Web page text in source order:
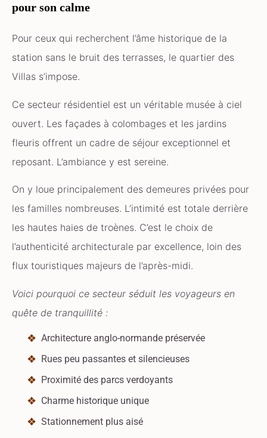
pour son calme
Pour ceux qui recherchent l’âme historique de la
station sans le bruit des terrasses, le quartier des
Villas s’impose.
Ce secteur résidentiel est un véritable musée à ciel
ouvert. Les façades à colombages et les jardins
fleuris offrent un cadre de séjour exceptionnel et
reposant. L’ambiance y est sereine.
On y loue principalement des demeures privées pour
les familles nombreuses. L’intimité est totale derrière
les hautes haies de troènes. C’est le choix de
l’authenticité architecturale par excellence, loin des
flux touristiques majeurs de l’après-midi.
Voici pourquoi ce secteur séduit les voyageurs en
quête de tranquillité :
Architecture anglo-normande préservée
Rues peu passantes et silencieuses
Proximité des parcs verdoyants
Charme historique unique
Stationnement plus aisé